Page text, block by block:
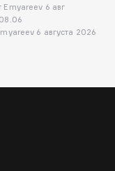
6 авг
6 августа 2026